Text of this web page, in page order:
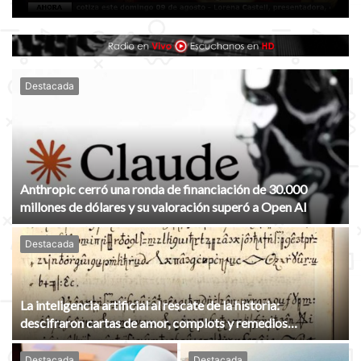
Destacada
Anthropic cerró una ronda de financiación de 30.000
millones de dólares y su valoración superó a Open AI
Destacada
La inteligencia artificial al rescate de la historia:
descifraron cartas de amor, complots y remedios
medievales ocultos por siglos